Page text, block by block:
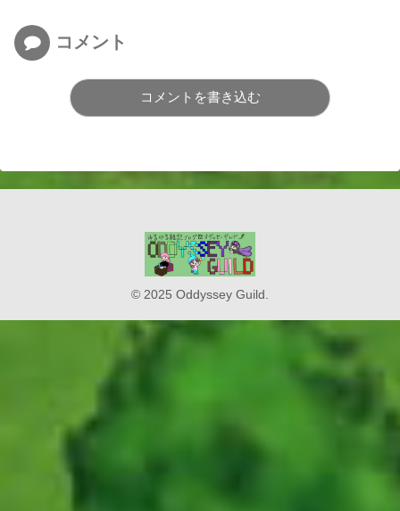
コメント
コメントを書き込む
© 2025 Oddyssey Guild.